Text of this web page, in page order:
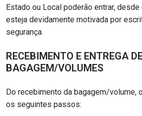
Estado ou Local poderão entrar,
esteja devidamente motivada por
segurança.
RECEBIMENTO E ENTREGA
BAGAGEM/VOLUMES
Do recebimento da bagagem/volume,
os seguintes passos: